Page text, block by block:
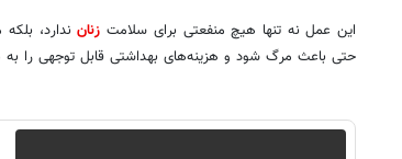
این عمل نه تنها هیچ منفعتی برای سلامت زنان ندارد،
حتی باعث مرگ شود و هزینه‌های بهداشتی قابل توجهی را به